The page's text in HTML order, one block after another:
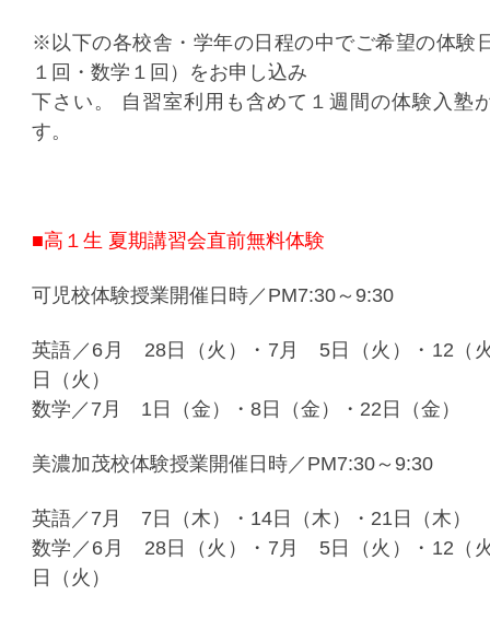
※以下の各校舎・学年の日程の中でご希望の体験
１回・数学１回）をお申し込み
下さい。 自習室利用も含めて１週間の体験入塾
す。
■高１生 夏期講習会直前無料体験
可児校体験授業開催日時／PM7:30～9:30
英語／6月 28日（火）・7月 5日（火）・12（
日（火）
数学／7月 1日（金）・8日（金）・22日（金）
美濃加茂校体験授業開催日時／PM7:30～9:30
英語／7月 7日（木）・14日（木）・21日（木）
数学／6月 28日（火）・7月 5日（火）・12（
日（火）